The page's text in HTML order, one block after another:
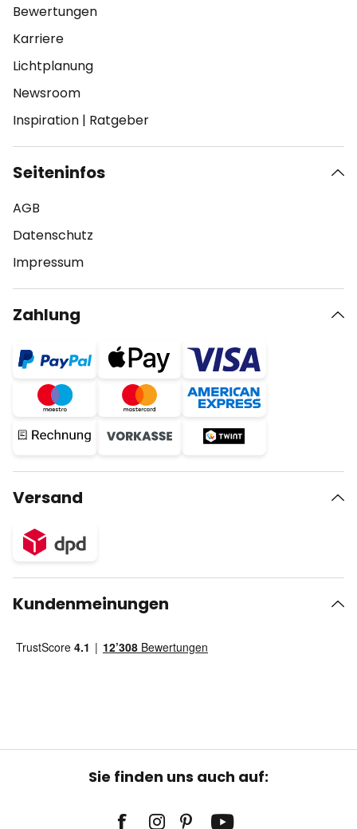
Bewertungen
Karriere
Lichtplanung
Newsroom
Inspiration | Ratgeber
Seiteninfos
AGB
Datenschutz
Impressum
Zahlung
Versand
Kundenmeinungen
Sie finden uns auch auf: